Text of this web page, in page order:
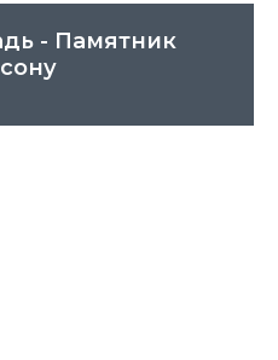
- Памятник